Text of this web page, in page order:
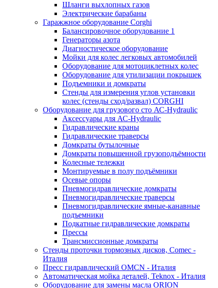
Шланги выхлопных газов
Электрические барабаны
Гаражжное оборудование Corghi
Балансировочное оборудование 1
Генераторы азота
Диагностическое оборудование
Мойки для колес легковых автомобилей
Оборудование для мотоциклетных колес
Оборудование для утилизации покрышек
Подъемники и домкраты
Стенды для измерения углов установки
колес (стенды сход/развал) CORGHI
Оборудование для грузового сто АС-Hydraulic
Аксессуары для АС-Hydraulic
Гидравлические краны
Гидравлические траверсы
Домкраты бутылочные
Домкраты повышенной грузоподъёмности
Колесные тележки
Монтируемые в полу подъёмники
Осевые опоры
Пневмогидравлические домкраты
Пневмогидравлические траверсы
Пневмогидравлические ямные-канавные
подъемники
Подкатные гидравлические домкраты
Прессы
Трансмиссионные домкраты
Стенды проточки тормозных дисков, Comec -
Италия
Пресс гидравлический OMCN - Италия
Автоматическая мойка деталей, Teknox - Италия
Оборудование для замены масла ORION